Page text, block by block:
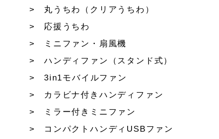
丸うちわ（クリアうちわ）
応援うちわ
ミニファン・扇風機
ハンディファン（スタンド式）
3in1モバイルファン
カラビナ付きハンディファン
ミラー付きミニファン
コンパクトハンディUSBファン